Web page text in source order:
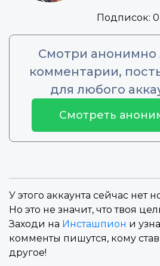
Подписок: 0
Смотри анонимно
комментарии,
для любого
Смотреть
У этого аккаунта сейчас нет
Но это не значит, что твоя
Заходи на Инсташпион и
комменты пишутся, кому
другое!